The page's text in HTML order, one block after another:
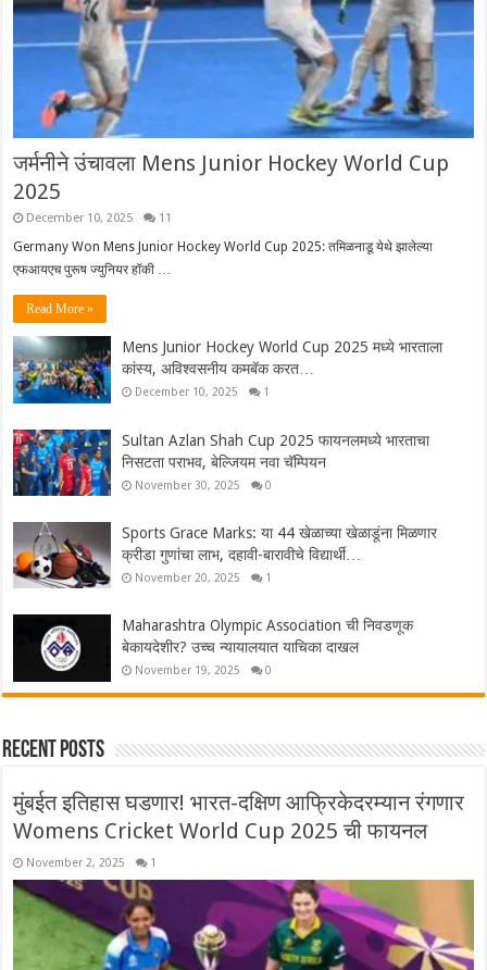
जर्मनीने उंचावला Mens Junior Hockey World Cup
2025
December 10, 2025 11
Germany Won Mens Junior Hockey World Cup 2025: तमिळनाडू येथे झालेल्या
एफआयएच पुरूष ज्युनियर हॉकी …
Read More »
Mens Junior Hockey World Cup 2025 मध्ये भारताला
कांस्य, अविश्वसनीय कमबॅक करत…
December 10, 2025 1
Sultan Azlan Shah Cup 2025 फायनलमध्ये भारताचा
निसटता पराभव, बेल्जियम नवा चॅम्पियन
November 30, 2025 0
Sports Grace Marks: या 44 खेळाच्या खेळाडूंना मिळणार
क्रीडा गुणांचा लाभ, दहावी-बारावीचे विद्यार्थी…
November 20, 2025 1
Maharashtra Olympic Association ची निवडणूक
बेकायदेशीर? उच्च न्यायालयात याचिका दाखल
November 19, 2025 0
Recent Posts
मुंबईत इतिहास घडणार! भारत-दक्षिण आफ्रिकेदरम्यान रंगणार
Womens Cricket World Cup 2025 ची फायनल
November 2, 2025 1